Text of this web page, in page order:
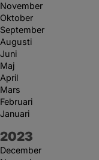
November
Oktober
September
Augusti
Juni
Maj
April
Mars
Februari
Januari
År:
2023
December